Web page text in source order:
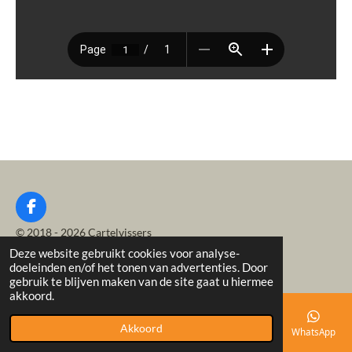
Deze website gebruikt cookies voor analyse-
doeleinden en/of het tonen van advertenties. Door
gebruik te blijven maken van de site gaat u hiermee
akkoord.
Akkoord
F
a
c
e
b
o
o
k
© 2018 - 2026 Cartelvissers
Powered byJouwWeb
Telefoonnummer WhatsApp